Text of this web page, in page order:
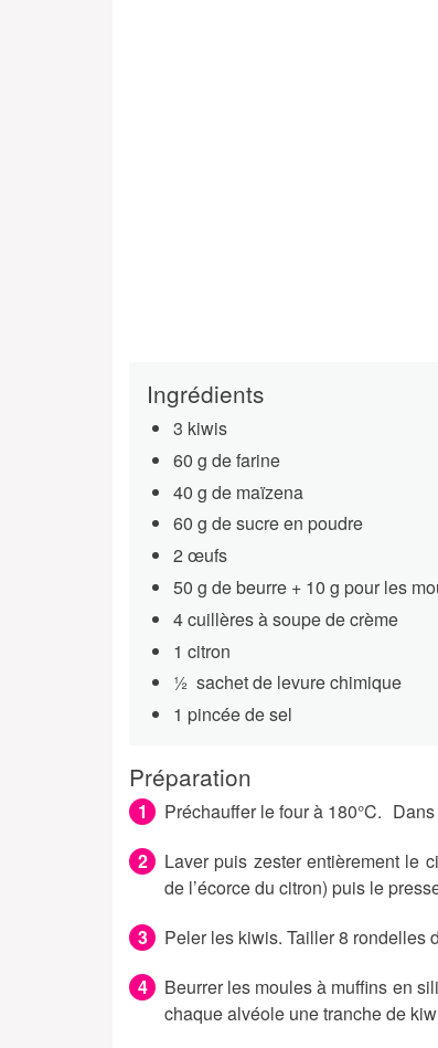
Ingrédients
3 kiwis
60 g de farine
40 g de maïzena
60 g de sucre en poudre
2 œufs
50 g de beurre + 10 g pour les
4 cuillères à soupe de crème
1 citron
½ sachet de levure chimique
1 pincée de sel
Préparation
Préchauffer le four à 180°C.
Laver puis zester entièrement le
de l’écorce du citron) puis le
Peler les kiwis. Tailler 8 rondelles
Beurrer les moules à muffins en
chaque alvéole une tranche de